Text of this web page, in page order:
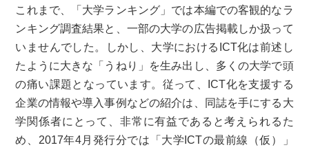
これまで、「大学ランキング」では本編での客観的なラ
ンキング調査結果と、一部の大学の広告掲載しか扱って
いませんでした。しかし、大学におけるICT化は前述し
たように大きな「うねり」を生み出し、多くの大学で頭
の痛い課題となっています。従って、ICT化を支援する
企業の情報や導入事例などの紹介は、同誌を手にする大
学関係者にとって、非常に有益であると考えられるた
め、2017年4月発行分では「大学ICTの最前線（仮）」